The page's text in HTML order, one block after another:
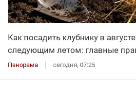
Как посадить клубнику в
следующим летом: главные
Панорама сегодня, 07:25